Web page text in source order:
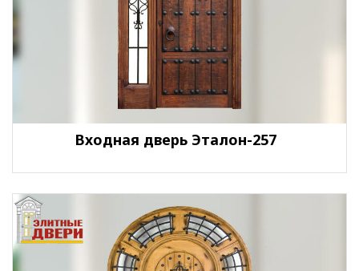
Входная дверь Эталон-257